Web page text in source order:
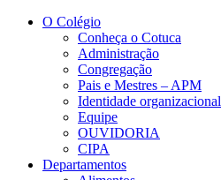
Conteúdo principal
O Colégio
Conheça o Cotuca
Administração
Congregação
Pais e Mestres – APM
Identidade organizacional
Equipe
OUVIDORIA
CIPA
Departamentos